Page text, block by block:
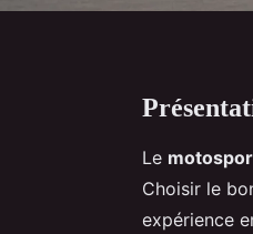
Le
Choisir le
expérience